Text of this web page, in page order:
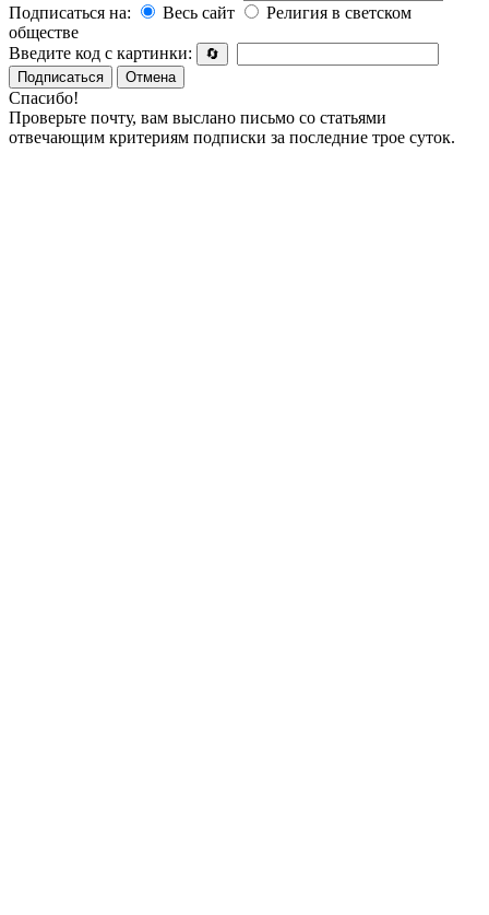
Подписаться на:
Весь сайт
Религия в светском
обществе
Введите код с картинки:
🔄
Подписаться
Отмена
Спасибо!
Проверьте почту, вам выслано письмо со статьями
отвечающим критериям подписки за последние трое суток.